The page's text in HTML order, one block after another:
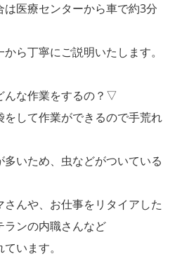
医療センターから車で約3分
ら丁寧にご説明いたします。
な作業をするの？▽
して作業ができるので手荒れ
多いため、虫などがついている
んや、お仕事をリタイアした
ランの内職さんなど
います。